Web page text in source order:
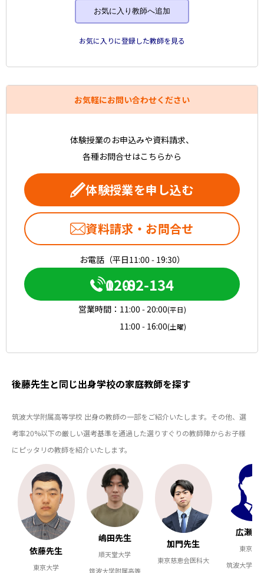
お気に入り教師へ追加
お気に入りに登録した教師を見る
お気軽にお問い合わせください
体験授業のお申込みや資料請求、
各種お問合せはこちらから
体験授業を申し込む
資料請求・お問合せ
お電話（平日11:00 - 19:30）
0120-082-134
営業時間： 11:00 - 20:00(平日)
11:00 - 16:00(土曜)
後藤先生と同じ出身学校の家庭教師を探す
筑波大学附属高等学校 出身の教師の一部をご紹介いたします。その他、選
考率20%以下の厳しい選考基準を通過した選りすぐりの教師陣からお子様
にピッタリの教師を紹介いたします。
依藤先生
東京大学
嶋田先生
順天堂大学
筑波大学附属高等
加門先生
東京慈恵会医科大
広瀬先
東京大
筑波大学附